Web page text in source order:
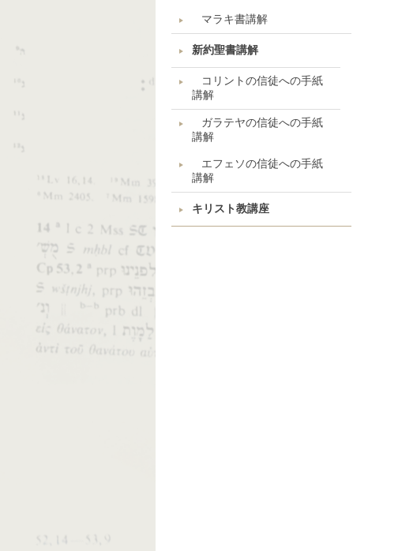
マラキ書講解
新約聖書講解
コリントの信徒への手紙
講解
ガラテヤの信徒への手紙
講解
エフェソの信徒への手紙
講解
キリスト教講座